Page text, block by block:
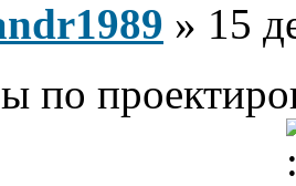
» 15
по